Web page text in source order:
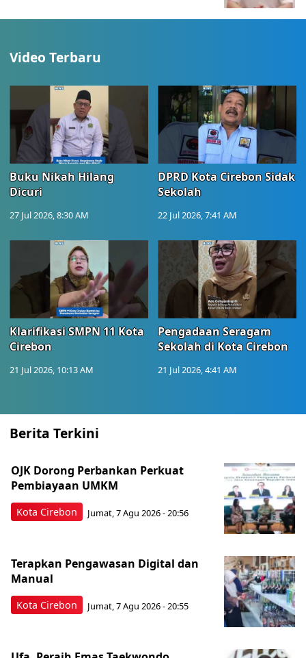
Video Terbaru
Buku Nikah Hilang
Dicuri
27 Jul 2026, 8:30 AM
DPRD Kota Cirebon Sidak
Sekolah
22 Jul 2026, 7:41 AM
Klarifikasi SMPN 11 Kota
Cirebon
21 Jul 2026, 10:13 AM
Pengadaan Seragam
Sekolah di Kota Cirebon
21 Jul 2026, 4:41 AM
Berita Terkini
Kota Cirebon
OJK Dorong Perbankan Perkuat
Pembiayaan UMKM
Jumat, 7 Agu 2026 - 20:56
Kota Cirebon
Terapkan Pengawasan Digital dan
Manual
Jumat, 7 Agu 2026 - 20:55